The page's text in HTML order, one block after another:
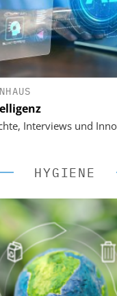
Interviews und
HYGIENE